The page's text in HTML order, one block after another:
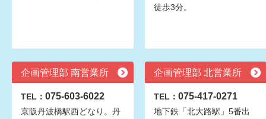
徒歩3分。
企画管理部 南営業所
TEL： 075-603-6022
京阪丹波橋駅西どなり。丹
企画管理部 北営業所
TEL： 075-417-0271
地下鉄「北大路駅」5番出